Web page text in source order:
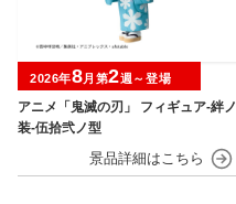
アニメ「鬼滅の刃」 フィギュア-絆ノ
装-伍拾弐ノ型
2026年8月第2週～登場